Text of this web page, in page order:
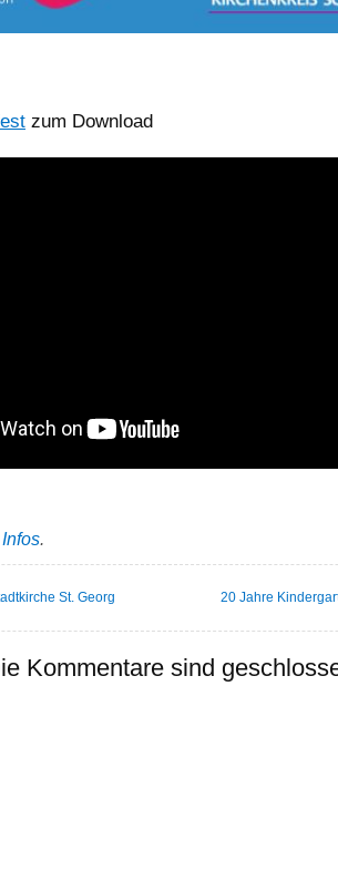
zum Download
Infos.
St. Georg 20 Jahre
Kommentare sind